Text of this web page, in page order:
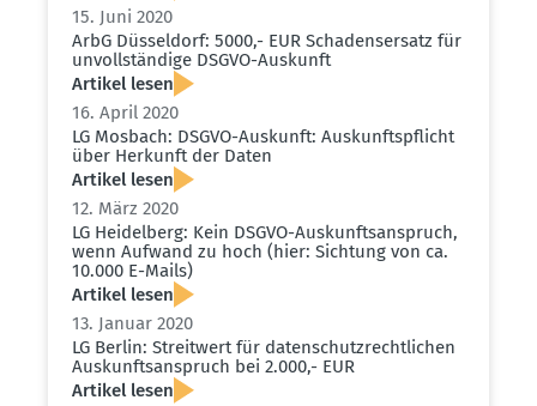
15. Juni 2020
ArbG Düsseldorf: 5000,- EUR Schadens­ersatz für
unvoll­ständige DSGVO-Auskunft
Artikel lesen
16. April 2020
LG Mosbach: DSGVO-Auskunft: Auskunfts­pflicht
über Herkunft der Daten
Artikel lesen
12. März 2020
LG Heidelberg: Kein DSGVO-Auskunfts­an­spruch,
wenn Aufwand zu hoch (hier: Sichtung von ca.
10.000 E-Mails)
Artikel lesen
13. Januar 2020
LG Berlin: Streitwert für daten­schutz­recht­lichen
Auskunfts­an­spruch bei 2.000,- EUR
Artikel lesen